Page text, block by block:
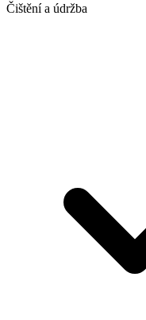
Čištění a údržba